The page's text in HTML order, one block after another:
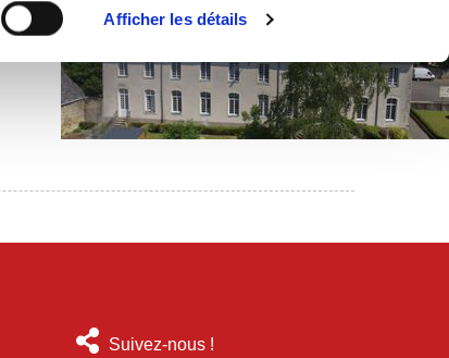
Afficher les détails
Suivez-nous !